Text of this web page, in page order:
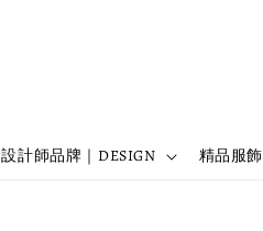
設計師品牌｜DESIGN 精品服